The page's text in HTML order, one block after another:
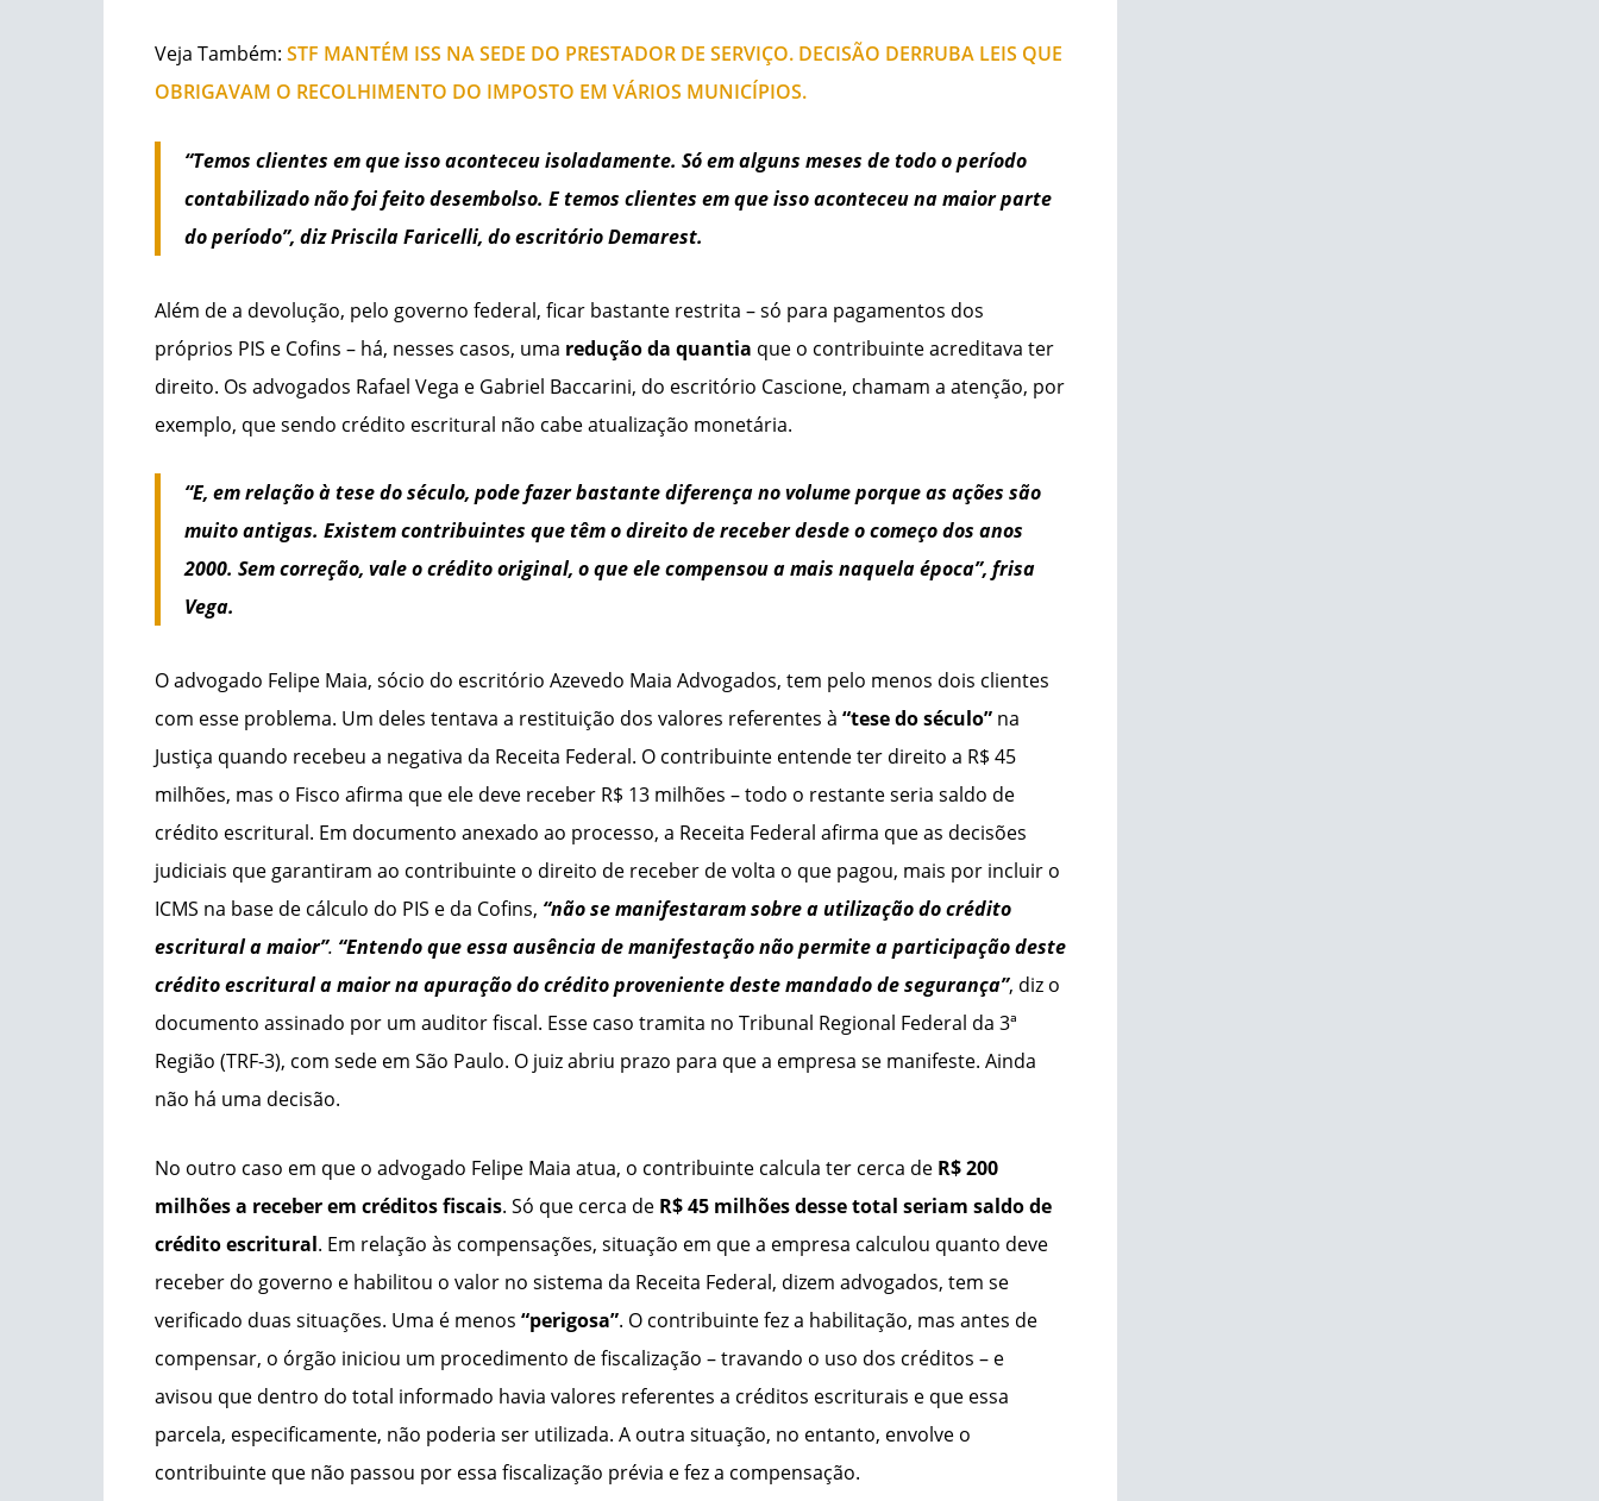
Veja Também: STF MANTÉM ISS NA SEDE DO PRESTADOR DE SERVIÇO. DECISÃO DERRUBA LEIS QUE
OBRIGAVAM O RECOLHIMENTO DO IMPOSTO EM VÁRIOS MUNICÍPIOS.
“Temos clientes em que isso aconteceu isoladamente. Só em alguns meses de todo o período
contabilizado não foi feito desembolso. E temos clientes em que isso aconteceu na maior parte
do período”, diz Priscila Faricelli, do escritório Demarest.
Além de a devolução, pelo governo federal, ficar bastante restrita – só para pagamentos dos
próprios PIS e Cofins – há, nesses casos, uma redução da quantia que o contribuinte acreditava ter
direito. Os advogados Rafael Vega e Gabriel Baccarini, do escritório Cascione, chamam a atenção, por
exemplo, que sendo crédito escritural não cabe atualização monetária.
“E, em relação à tese do século, pode fazer bastante diferença no volume porque as ações são
muito antigas. Existem contribuintes que têm o direito de receber desde o começo dos anos
2000. Sem correção, vale o crédito original, o que ele compensou a mais naquela época”, frisa
Vega.
O advogado Felipe Maia, sócio do escritório Azevedo Maia Advogados, tem pelo menos dois clientes
com esse problema. Um deles tentava a restituição dos valores referentes à “tese do século”na
Justiça quando recebeu a negativa da Receita Federal. O contribuinte entende ter direito a R$ 45
milhões, mas o Fisco afirma que ele deve receber R$ 13 milhões – todo o restante seria saldo de
crédito escritural. Em documento anexado ao processo, a Receita Federal afirma que as decisões
judiciais que garantiram ao contribuinte o direito de receber de volta o que pagou, mais por incluir o
ICMS na base de cálculo do PIS e da Cofins, “não se manifestaram sobre a utilização do crédito
escritural a maior”. “Entendo que essa ausência de manifestação não permite a participação deste
crédito escritural a maior na apuração do crédito proveniente deste mandado de segurança”, diz o
documento assinado por um auditor fiscal. Esse caso tramita no Tribunal Regional Federal da 3ª
Região (TRF-3), com sede em São Paulo. O juiz abriu prazo para que a empresa se manifeste. Ainda
não há uma decisão.
No outro caso em que o advogado Felipe Maia atua, o contribuinte calcula ter cerca de R$ 200
milhões a receber em créditos fiscais. Só que cerca de R$ 45 milhões desse total seriam saldo de
crédito escritural. Em relação às compensações, situação em que a empresa calculou quanto deve
receber do governo e habilitou o valor no sistema da Receita Federal, dizem advogados, tem se
verificado duas situações. Uma é menos “perigosa”. O contribuinte fez a habilitação, mas antes de
compensar, o órgão iniciou um procedimento de fiscalização – travando o uso dos créditos – e
avisou que dentro do total informado havia valores referentes a créditos escriturais e que essa
parcela, especificamente, não poderia ser utilizada. A outra situação, no entanto, envolve o
contribuinte que não passou por essa fiscalização prévia e fez a compensação.